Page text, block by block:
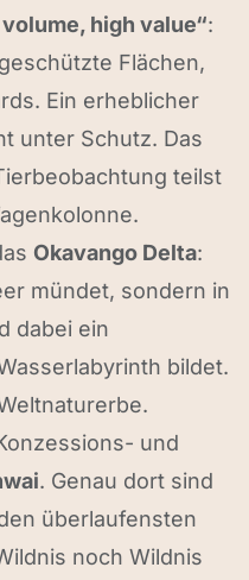
high value“:
Flächen,
Ein erheblicher
unter Schutz. Das
teilst
Okavango Delta:
mündet, sondern in
dabei ein
bildet.
und
. Genau dort sind
überlaufensten
noch Wildnis